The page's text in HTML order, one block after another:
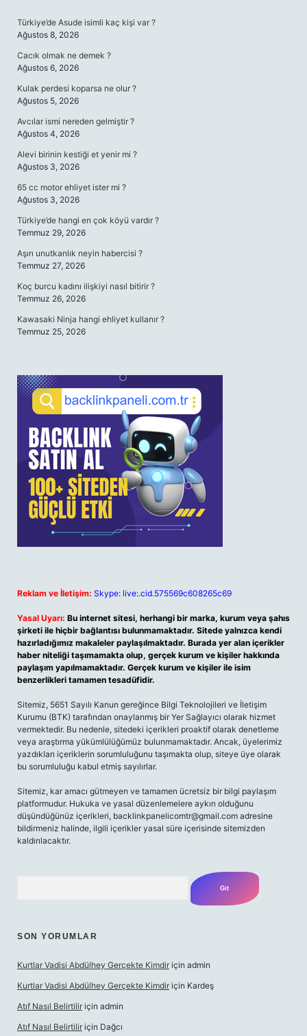
Türkiye’de Asude isimli kaç kişi var ?
Ağustos 8, 2026
Cacık olmak ne demek ?
Ağustos 6, 2026
Kulak perdesi koparsa ne olur ?
Ağustos 5, 2026
Avcılar ismi nereden gelmiştir ?
Ağustos 4, 2026
Alevi birinin kestiği et yenir mi ?
Ağustos 3, 2026
65 cc motor ehliyet ister mi ?
Ağustos 3, 2026
Türkiye’de hangi en çok köyü vardır ?
Temmuz 29, 2026
Aşırı unutkanlık neyin habercisi ?
Temmuz 27, 2026
Koç burcu kadını ilişkiyi nasıl bitirir ?
Temmuz 26, 2026
Kawasaki Ninja hangi ehliyet kullanır ?
Temmuz 25, 2026
Reklam ve İletişim: Skype: live:.cid.575569c608265c69
Yasal Uyarı: Bu internet sitesi, herhangi bir marka, kurum veya şahıs
şirketi ile hiçbir bağlantısı bulunmamaktadır. Sitede yalnızca kendi
hazırladığımız makaleler paylaşılmaktadır. Burada yer alan içerikler
haber niteliği taşımamakta olup, gerçek kurum ve kişiler hakkında
paylaşım yapılmamaktadır. Gerçek kurum ve kişiler ile isim
benzerlikleri tamamen tesadüfidir.
Sitemiz, 5651 Sayılı Kanun gereğince Bilgi Teknolojileri ve İletişim
Kurumu (BTK) tarafından onaylanmış bir Yer Sağlayıcı olarak hizmet
vermektedir. Bu nedenle, sitedeki içerikleri proaktif olarak denetleme
veya araştırma yükümlülüğümüz bulunmamaktadır. Ancak, üyelerimiz
yazdıkları içeriklerin sorumluluğunu taşımakta olup, siteye üye olarak
bu sorumluluğu kabul etmiş sayılırlar.
Sitemiz, kar amacı gütmeyen ve tamamen ücretsiz bir bilgi paylaşım
platformudur. Hukuka ve yasal düzenlemelere aykırı olduğunu
düşündüğünüz içerikleri, backlinkpanelicomtr@gmail.com adresine
bildirmeniz halinde, ilgili içerikler yasal süre içerisinde sitemizden
kaldırılacaktır.
SON YORUMLAR
Kurtlar Vadisi Abdülhey Gerçekte Kimdir için admin
Kurtlar Vadisi Abdülhey Gerçekte Kimdir için Kardeş
Atıf Nasıl Belirtilir için admin
Atıf Nasıl Belirtilir için Dağcı